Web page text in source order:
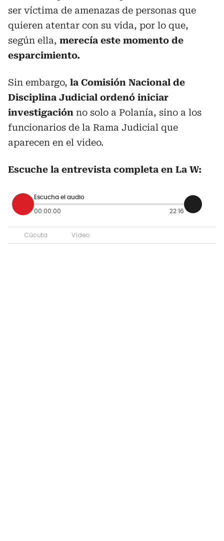
ser víctima de amenazas de personas que
quieren atentar con su vida, por lo que,
según ella, merecía este momento de
esparcimiento.
Sin embargo, la Comisión Nacional de
Disciplina Judicial ordenó iniciar
investigación no solo a Polanía, sino a los
funcionarios de la Rama Judicial que
aparecen en el video.
Escuche la entrevista completa en La W:
Escucha el audio
00:00:00 22:16
Cúcuta Vídeo